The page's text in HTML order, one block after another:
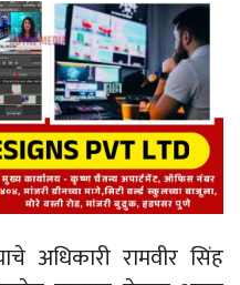
अधिकारी रामवीर सिंह